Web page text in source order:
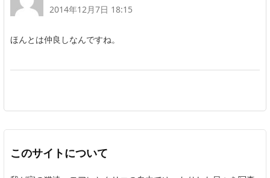
2014年12月7日 18:15
ほんとは仲良しなんですね。
このサイトについて